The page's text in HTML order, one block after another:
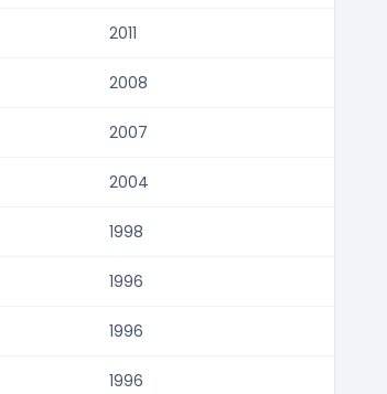
2011
2008
2007
2004
1998
1996
1996
1996